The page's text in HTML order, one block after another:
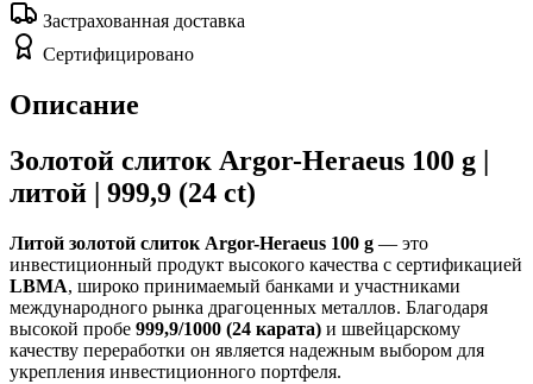
Застрахованная доставка
Сертифицировано
Описание
Золотой слиток Argor-Heraeus 100 g |
литой | 999,9 (24 ct)
Литой золотой слиток Argor-Heraeus 100 g — это
инвестиционный продукт высокого качества с сертификацией
LBMA, широко принимаемый банками и участниками
международного рынка драгоценных металлов. Благодаря
высокой пробе 999,9/1000 (24 карата) и швейцарскому
качеству переработки он является надежным выбором для
укрепления инвестиционного портфеля.